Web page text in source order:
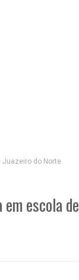
Juazeiro do Norte
escola de